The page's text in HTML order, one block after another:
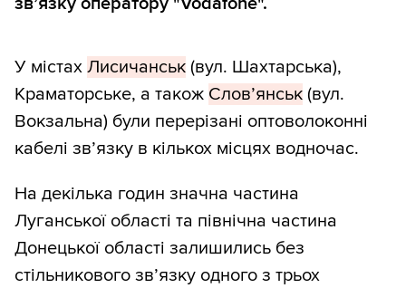
У містах Лисичанськ (вул. Шахтарська),
Краматорське, а також Слов’янськ (вул.
Вокзальна) були перерізані оптоволоконні
кабелі зв’язку в кількох місцях водночас.
На декілька годин значна частина
Луганської області та північна частина
Донецької області залишились без
стільникового зв’язку одного з трьох